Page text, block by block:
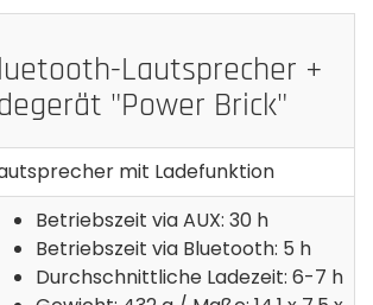
Lautsprecher +
"Power Brick"
mit Ladefunktion
Betriebszeit via AUX: 30 h
Betriebszeit via Bluetooth: 5 h
Durchschnittliche Ladezeit: 6-7 h